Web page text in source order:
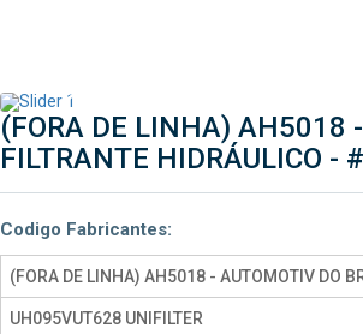
(FORA DE LINHA) AH5018
FILTRANTE HIDRÁULICO -
Codigo Fabricantes:
(FORA DE LINHA) AH5018 - AUTOMOTIV DO
UH095VUT628 UNIFILTER